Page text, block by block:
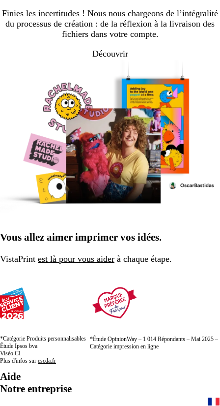
Finies les incertitudes ! Nous nous chargeons de l’intégralité
du processus de création : de la réflexion à la livraison des
fichiers dans votre compte.
Découvrir
Vous allez aimer imprimer vos idées.
VistaPrint est là pour vous aider à chaque étape.
*Catégorie Produits personnalisables
Étude Ipsos bva
Viséo CI
Plus d'infos sur escda.fr
*Étude OpinionWay – 1 014 Répondants – Mai 2025 –
Catégorie impression en ligne
Aide
Notre entreprise